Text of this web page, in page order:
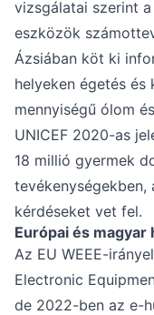
vizsgálatai szerint
eszközök
Ázsiában köt ki
helyeken égetés
mennyiségű ólom
UNICEF 2020-as
18 millió gyermek
tevékenységekben,
kérdéseket vet fel.
Európai és magyar
Az EU WEEE-
Electronic
de 2022-ben az e-